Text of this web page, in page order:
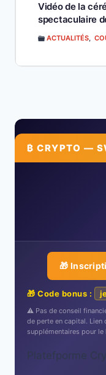
Vidéo de la
spectaculaire
ACTUALITÉS,
₿ CRYPTO —
🎁
🎁 Code bonus :
⚠️ Pas de conseil
de perte en capital.
supplémentaires pour le
Platefporme